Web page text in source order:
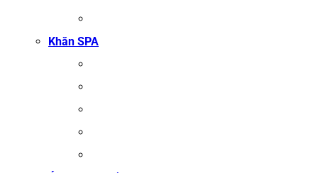
Khăn SPA